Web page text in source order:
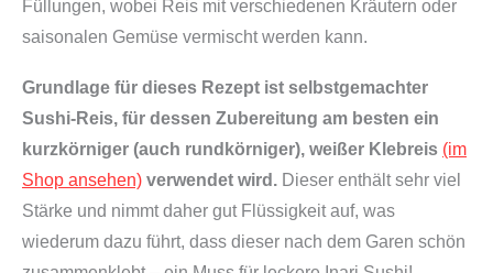
Füllungen, wobei Reis mit verschiedenen Kräutern oder
saisonalen Gemüse vermischt werden kann.
Grundlage für dieses Rezept ist selbstgemachter
Sushi-Reis, für dessen Zubereitung am besten ein
kurzkörniger (auch rundkörniger), weißer Klebreis (im
Shop ansehen) verwendet wird. Dieser enthält sehr viel
Stärke und nimmt daher gut Flüssigkeit auf, was
wiederum dazu führt, dass dieser nach dem Garen schön